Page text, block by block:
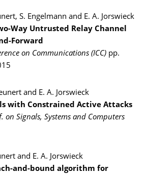
S. Engelmann and E. A. Jorswieck
Way Untrusted Relay Channel
Forward
on Communications (ICC) pp.
and E. A. Jorswieck
with Constrained Active Attacks
on Signals, Systems and Computers
and E. A. Jorswieck
and-bound algorithm for